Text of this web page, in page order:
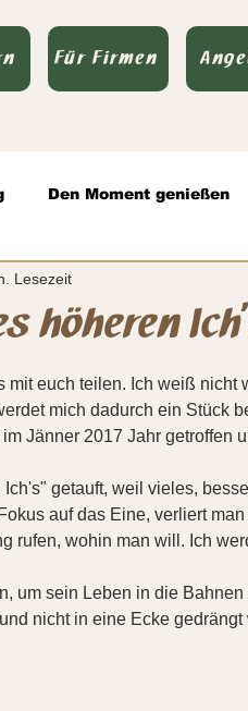
Für Firmen
Den Moment genießen
höheren
Lesezeit
mit euch teilen. Ich weiß nicht
mich dadurch ein Stück
Jänner 2017 Jahr getroffen
getauft, weil vieles,
auf das Eine, verliert
rufen, wohin man will. Ich
um sein Leben in die
nicht in eine Ecke